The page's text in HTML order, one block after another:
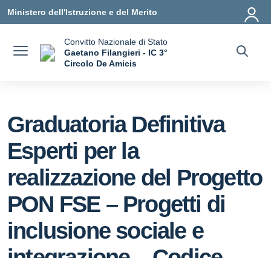
Ministero dell'Istruzione e del Merito
Convitto Nazionale di Stato
Gaetano Filangieri - IC 3°
Circolo De Amicis
Graduatoria Definitiva
Esperti per la
realizzazione del Progetto
PON FSE – Progetti di
inclusione sociale e